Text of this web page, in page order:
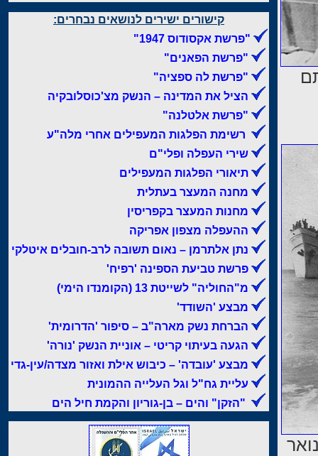
קישורים ישירים לנושאים נבחרים:
"פרשת אקסודוס 1947"
"פרשת הפאנים"
"פרשת לה ספציה"
הציל את המדינה – הנשק מצ'כוסלובקיה
"פרשת אלטלנה"
רשימת הפלגות המעפילים אחרי מלה"ע
שירי העפלה ופלי"ם
תיאורי הפלגות המעפילים
מחנה המעצר בעתלית
מחנות המעצר בקפריסין
ההעפלה מצפון אפריקה
נתן אלתרמן – נאום תשובה לרב-חובלים איטלקי
פרשת טביעת הספינה 'רפיח'
מ"החוליה" לשייטת 13 (הקומנדו הימי)
מבצע 'השודד'
הברחת נשק מארה"ב – סיפור 'הדרומית'
הגעה בעיתוי קריטי – אוניית הנשק 'נורה'
מבצע 'עובדה' – כיבוש אילת ואזור מצדה/עין-גדי
עליית גח"ל וגל העלייה ההמונית
"הזקן" והים – בן-גוריון והקמת חיל הים
ב-1 לינואר